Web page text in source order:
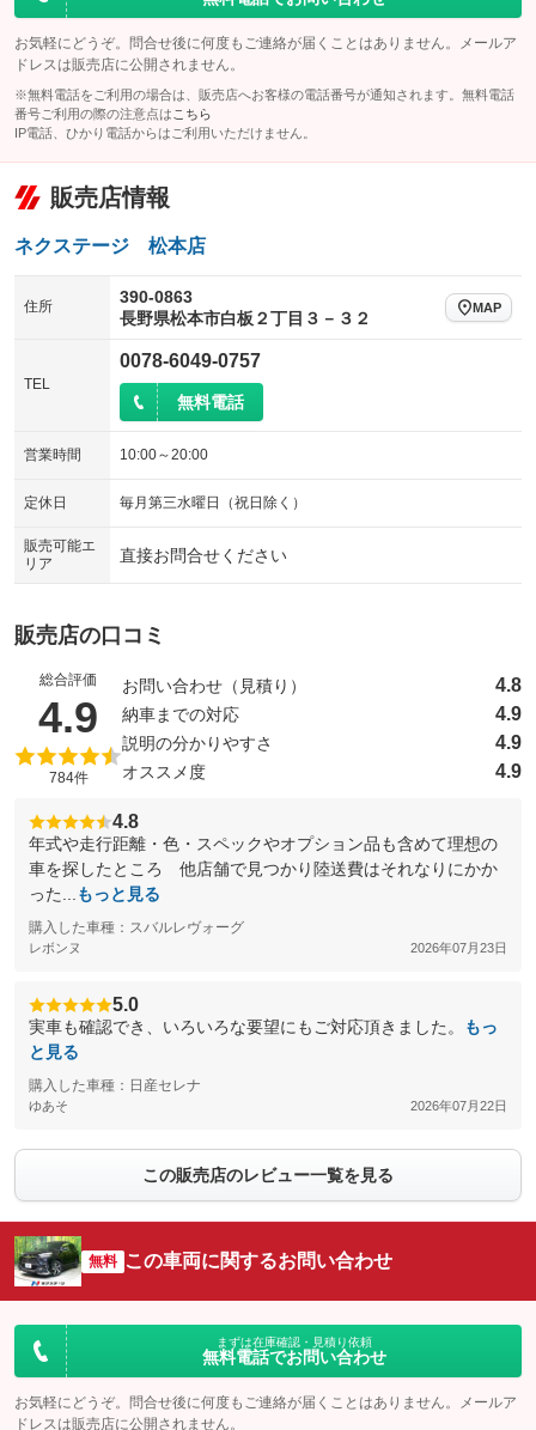
お気軽にどうぞ。問合せ後に何度もご連絡が届くことはありません。メールア
ドレスは販売店に公開されません。
※無料電話をご利用の場合は、販売店へお客様の電話番号が通知されます。無料電話
番号ご利用の際の注意点は こちら
IP電話、ひかり電話からはご利用いただけません。
販売店情報
ネクステージ 松本店
住所
390-0863
長野県松本市白板２丁目３－３２
MAP
TEL
0078-6049-0757
無料電話
営業時間 10:00～20:00
定休日 毎月第三水曜日（祝日除く）
販売可能エ
リア
直接お問合せください
販売店の口コミ
総合評価
4.9 （5点満点中）
784件
お問い合わせ（見積り） 4.8
納車までの対応 4.9
説明の分かりやすさ 4.9
オススメ度 4.9
4.8
年式や走行距離・色・スペックやオプション品も含めて理想の
車を探したところ 他店舗で見つかり陸送費はそれなりにかか
った...
もっと見る
購入した車種：スバルレヴォーグ
レボンヌ 2026年07月23日
5.0
実車も確認でき、いろいろな要望にもご対応頂きました。
もっ
と見る
購入した車種：日産セレナ
ゆあそ 2026年07月22日
この販売店のレビュー一覧を見る
無料 この車両に関するお問い合わせ
まずは在庫確認・見積り依頼
無料電話でお問い合わせ
お気軽にどうぞ。問合せ後に何度もご連絡が届くことはありません。メールア
ドレスは販売店に公開されません。